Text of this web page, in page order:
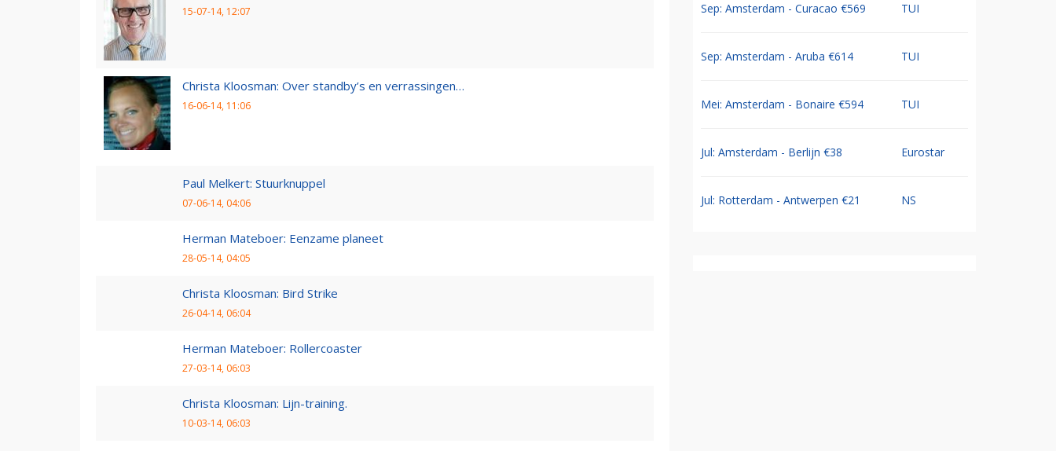
15-07-14, 12:07
Christa Kloosman: Over standby’s en verrassingen…
16-06-14, 11:06
Paul Melkert: Stuurknuppel
07-06-14, 04:06
Herman Mateboer: Eenzame planeet
28-05-14, 04:05
Christa Kloosman: Bird Strike
26-04-14, 06:04
Herman Mateboer: Rollercoaster
27-03-14, 06:03
Christa Kloosman: Lijn-training.
10-03-14, 06:03
Sep: Amsterdam - Curacao €569 TUI
Sep: Amsterdam - Aruba €614 TUI
Mei: Amsterdam - Bonaire €594 TUI
Jul: Amsterdam - Berlijn €38 Eurostar
Jul: Rotterdam - Antwerpen €21 NS